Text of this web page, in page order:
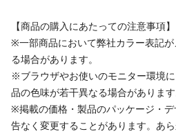
【商品の購入にあたっての注意事項】
※一部商品において弊社カラー表記
る場合があります。
※ブラウザやお使いのモニター環境
品の色味が若干異なる場合があります
※掲載の価格・製品のパッケージ・
告なく変更することがあります。あら